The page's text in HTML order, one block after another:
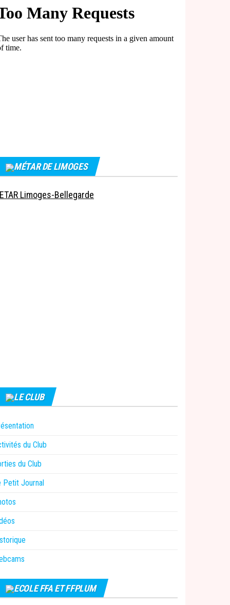
MÉTAR DE LIMOGES
Limoges-Bellegarde
LE CLUB
du Club
du Club
Petit Journal
ECOLE FFA ET FFPLUM